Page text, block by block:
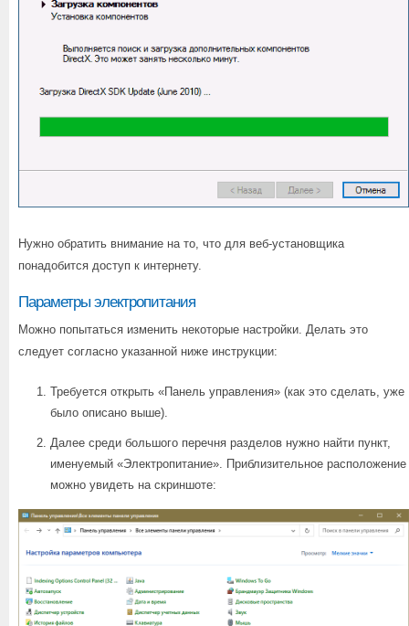
Нужно обратить внимание на то, что для веб-установщика
понадобится доступ к интернету.
Параметры электропитания
Можно попытаться изменить некоторые настройки. Делать это
следует согласно указанной ниже инструкции:
Требуется открыть «Панель управления» (как это сделать, уже
было описано выше).
Далее среди большого перечня разделов нужно найти пункт,
именуемый «Электропитание». Приблизительное расположение
можно увидеть на скриншоте: